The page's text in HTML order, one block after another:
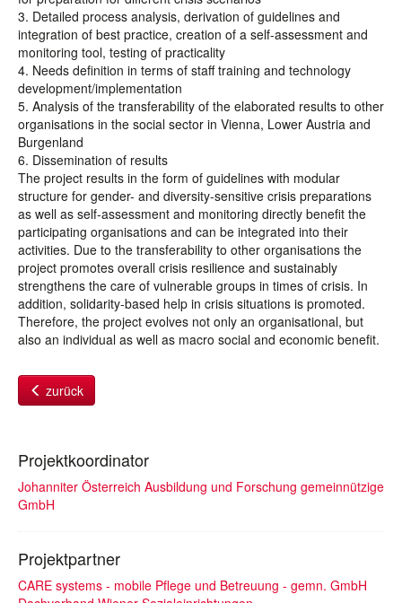
3. Detailed process analysis, derivation of guidelines and
integration of best practice, creation of a self-assessment and
monitoring tool, testing of practicality
4. Needs definition in terms of staff training and technology
development/implementation
5. Analysis of the transferability of the elaborated results to other
organisations in the social sector in Vienna, Lower Austria and
Burgenland
6. Dissemination of results
The project results in the form of guidelines with modular
structure for gender- and diversity-sensitive crisis preparations
as well as self-assessment and monitoring directly benefit the
participating organisations and can be integrated into their
activities. Due to the transferability to other organisations the
project promotes overall crisis resilience and sustainably
strengthens the care of vulnerable groups in times of crisis. In
addition, solidarity-based help in crisis situations is promoted.
Therefore, the project evolves not only an organisational, but
also an individual as well as macro social and economic benefit.
zurück
Projektkoordinator
Johanniter Österreich Ausbildung und Forschung gemeinnützige
GmbH
Projektpartner
CARE systems - mobile Pflege und Betreuung - gemn. GmbH